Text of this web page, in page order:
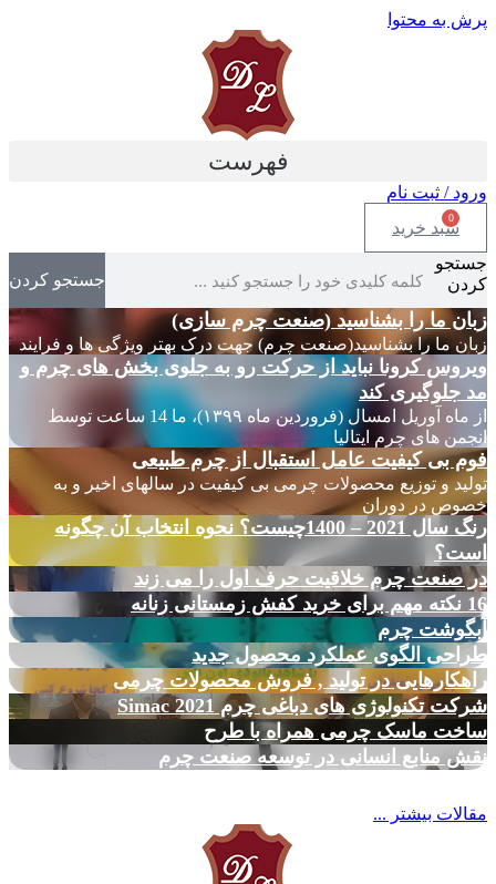
پرش به محتوا
فهرست
ورود / ثبت نام
0
سبد خرید
جستجو
کردن
جستجو کردن
زبان ما را بشناسید (صنعت چرم سازی)
زبان ما را بشناسید(صنعت چرم) جهت درک بهتر ویژگی ها و فرایند
ویروس کرونا نباید از حرکت رو به جلوی بخش های چرم و
مد جلوگیری کند
از ماه آوریل امسال (فروردین ماه ۱۳۹۹)، ما 14 ساعت توسط
انجمن های چرم ایتالیا
فوم بی کیفیت عامل استقبال از چرم طبیعی
تولید و توزیع محصولات چرمی بی کیفیت در سالهای اخیر و به
خصوص در دوران
رنگ سال 2021 – 1400چیست؟ نحوه انتخاب آن چگونه
است؟
در صنعت چرم خلاقیت حرف اول را می زند
16 نکته مهم برای خرید کفش زمستانی زنانه
آبگوشت چرم
طراحی الگوی عملکرد محصول جدید
راهکارهایی در تولید , فروش محصولات چرمی
شرکت تکنولوژی های دباغی چرم Simac 2021
ساخت ماسک چرمی همراه با طرح
نقش منابع انسانی در توسعه صنعت چرم
مقالات بیشتر ...